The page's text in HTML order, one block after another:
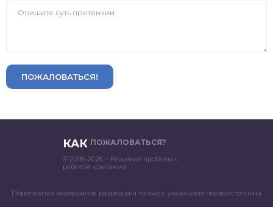
ПОЖАЛОВАТЬСЯ!
КАК ПОЖАЛОВАТЬСЯ?
© 2018–2026 – Решение проблем с
работой компаний
Перепечатка материалов разрешена только с указанием первоисточника